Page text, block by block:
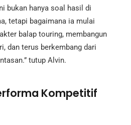
bukan hanya soal hasil di
tetapi bagaimana ia mulai
balap touring, membangun
dan terus berkembang dari
tutup Alvin.
Kompetitif